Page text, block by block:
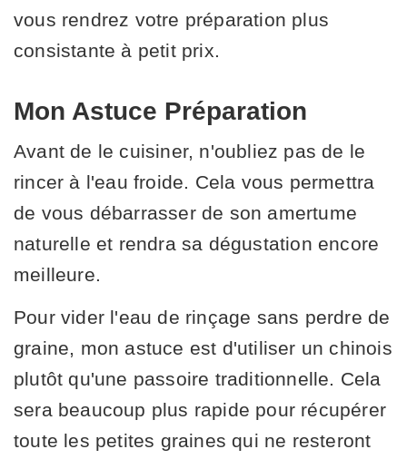
vous rendrez votre préparation plus
consistante à petit prix.
Mon Astuce Préparation
Avant de le cuisiner, n'oubliez pas de le
rincer à l'eau froide. Cela vous permettra
de vous débarrasser de son amertume
naturelle et rendra sa dégustation encore
meilleure.
Pour vider l'eau de rinçage sans perdre de
graine, mon astuce est d'utiliser un chinois
plutôt qu'une passoire traditionnelle. Cela
sera beaucoup plus rapide pour récupérer
toute les petites graines qui ne resteront